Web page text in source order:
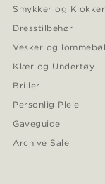
Smykker og Klokker
Dresstilbehør
Vesker og
Klær og Undertøy
Briller
Personlig Pleie
Gaveguide
Archive Sale